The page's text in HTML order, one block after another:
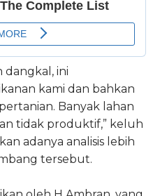
dangkal, ini
kami dan bahkan
Banyak lahan
tidak produktif,” keluh
adanya analisis lebih
tersebut.